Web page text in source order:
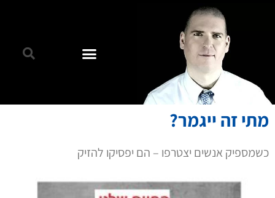
מתי זה ייגמר?
כשמספיק אנשים יצטרפו – הם יפסיקו להזיק